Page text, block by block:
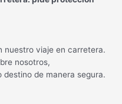
nuestro viaje en carretera.
nosotros,
destino de manera segura.